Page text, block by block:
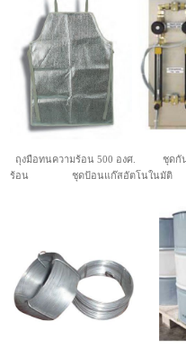
ถุงมือทนความร้อน 500 องศ. ชุด
ร้อน ชุดป้อนแก๊สอัตโนในมัติ